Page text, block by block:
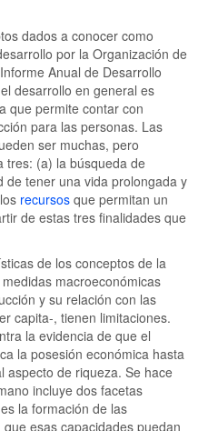
dados a conocer como
por la Organización de
Anual de Desarrollo
desarrollo en general es
que permite contar con
para las personas. Las
ser muchas, pero
tres: (a) la búsqueda de
de tener una vida prolongada y
recursos que permitan un
de estas tres finalidades que
de los conceptos de la
macroeconómicas
y su relación con las
capita-, tienen limitaciones.
la evidencia de que el
la posesión económica hasta
aspecto de riqueza. Se hace
incluye dos facetas
la formación de las
esas capacidades puedan